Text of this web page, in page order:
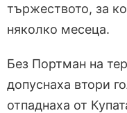
тържеството, за
няколко месеца.
Без Портман на
допуснаха втори
отпаднаха от